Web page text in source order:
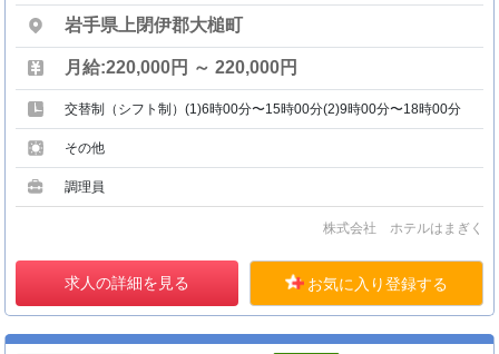
岩手県上閉伊郡大槌町
月給:220,000円 ～ 220,000円
交替制（シフト制）(1)6時00分〜15時00分(2)9時00分〜18時00分
その他
調理員
株式会社 ホテルはまぎく
求人の詳細を見る お気に入り登録する